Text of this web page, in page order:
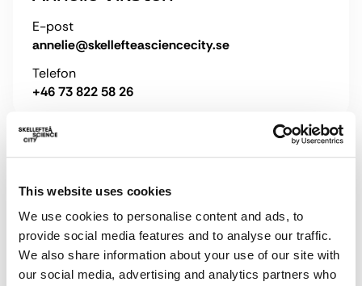
This website uses cookies
We use cookies to personalise content and ads, to
provide social media features and to analyse our traffic.
We also share information about your use of our site with
our social media, advertising and analytics partners who
E-post
annelie@skellefteasciencecity.se
Telefon
+46 73 822 58 26